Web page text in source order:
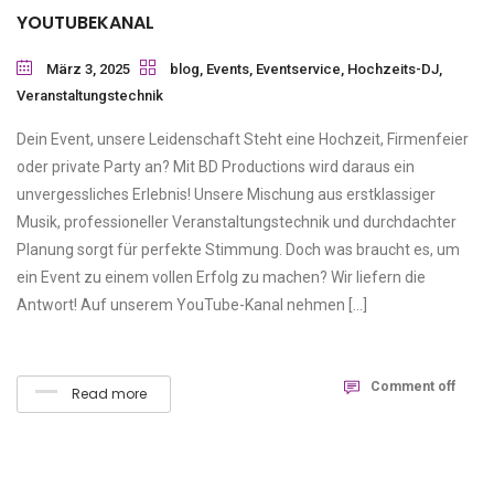
YOUTUBEKANAL
März 3, 2025 blog, Events, Eventservice, Hochzeits-DJ,
Veranstaltungstechnik
Dein Event, unsere Leidenschaft Steht eine Hochzeit, Firmenfeier
oder private Party an? Mit BD Productions wird daraus ein
unvergessliches Erlebnis! Unsere Mischung aus erstklassiger
Musik, professioneller Veranstaltungstechnik und durchdachter
Planung sorgt für perfekte Stimmung. Doch was braucht es, um
ein Event zu einem vollen Erfolg zu machen? Wir liefern die
Antwort! Auf unserem YouTube-Kanal nehmen […]
Read more Comment off